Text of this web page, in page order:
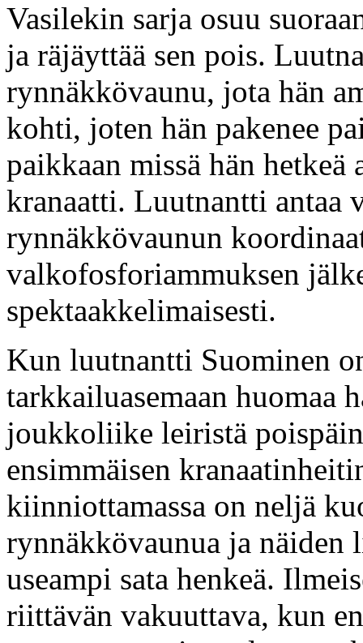
Vasilekin sarja osuu
ja räjäyttää sen pois.
rynnäkkövaunu, jota hän
kohti, joten hän pakenee
paikkaan missä hän
kranaatti. Luutnantti antaa
rynnäkkövaunun
valkofosforiammuksen
spektaakkelimaisesti.
Kun luutnantti Suominen
tarkkailuasemaan huomaa
joukkoliike leiristä
ensimmäisen
kiinniottamassa on neljä
rynnäkkövaunua ja näiden
useampi sata henkeä.
riittävän vakuuttava, kun